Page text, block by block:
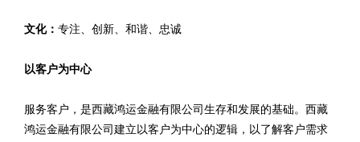
文化： 专注、创新、和谐、忠诚
以客户为中心
服务客户，是西藏鸿运金融有限公司生存和发展的基础。西藏
鸿运金融有限公司建立以客户为中心的逻辑，以了解客户需求